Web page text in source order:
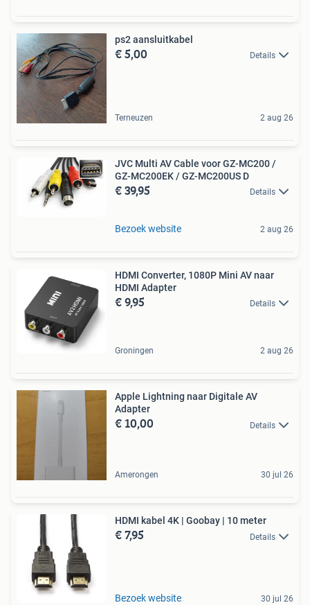
ps2 aansluitkabel
€ 5,00 Details
Terneuzen 2 aug 26
JVC Multi AV Cable voor GZ-MC200 /
GZ-MC200EK / GZ-MC200US D
€ 39,95 Details
Bezoek website 2 aug 26
HDMI Converter, 1080P Mini AV naar
HDMI Adapter
€ 9,95 Details
Groningen 2 aug 26
Apple Lightning naar Digitale AV
Adapter
€ 10,00 Details
Amerongen 30 jul 26
HDMI kabel 4K | Goobay | 10 meter
€ 7,95 Details
Bezoek website 30 jul 26